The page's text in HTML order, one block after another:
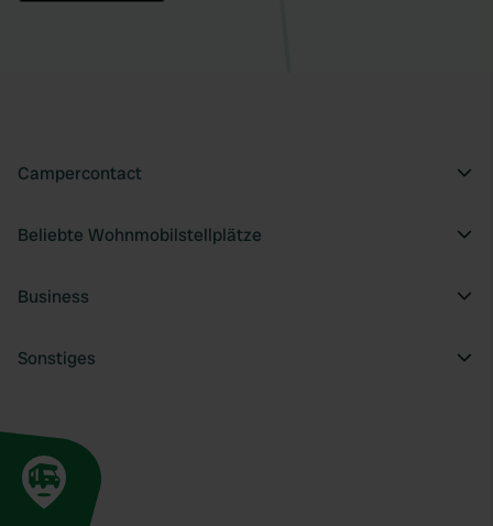
Campercontact
Beliebte Wohnmobilstellplätze
Business
Sonstiges